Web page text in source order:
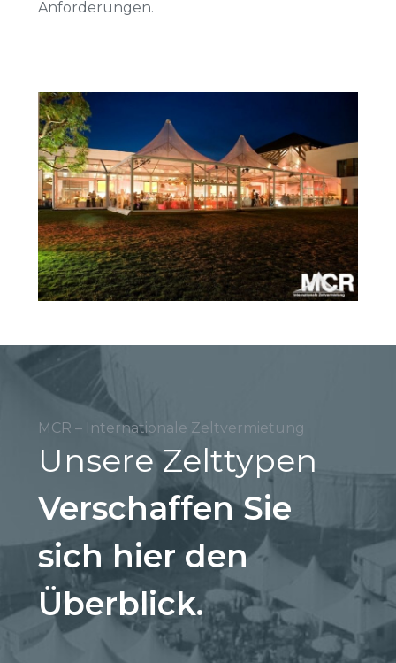
Anforderungen.
MCR – Internationale Zeltvermietung
Unsere Zelttypen
Verschaffen Sie
sich hier den
Überblick.